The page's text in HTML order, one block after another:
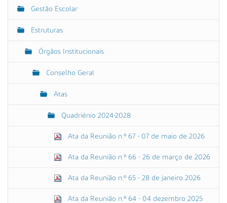
e
a
Gestão Escolar
Estruturas
Órgãos Institucionais
Conselho Geral
Atas
Quadriénio 2024-2028
Ata da Reunião n.º 67 - 07 de maio de 2026
Ata da Reunião n.º 66 - 26 de março de 2026
Ata da Reunião n.º 65 - 28 de janeiro 2026
Ata da Reunião n.º 64 - 04 dezembro 2025